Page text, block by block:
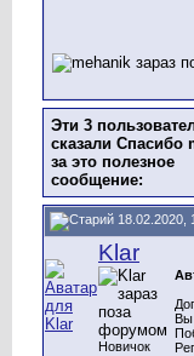
Эти 3
сказали Спасибо
за это полезное
сообщение:
18.02.2020,
Klar
Новичок
Вы